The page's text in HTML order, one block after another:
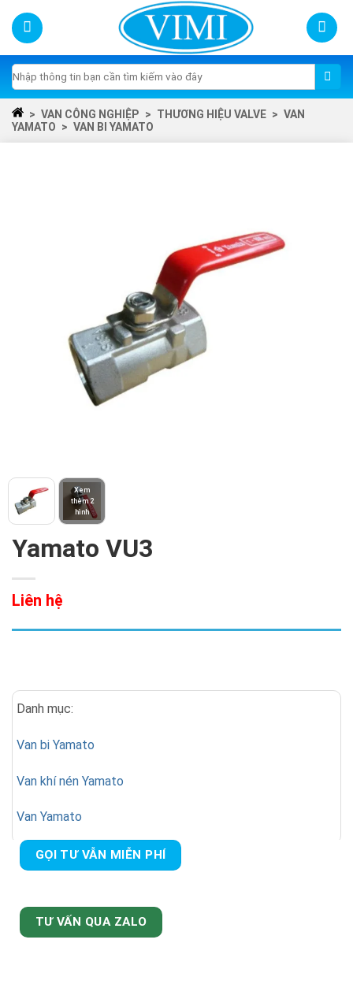
Skip
content
Tìm
kiếm:
> VAN CÔNG NGHIỆP > THƯƠNG HIỆU VALVE > VAN
YAMATO > VAN BI YAMATO
Xem
thêm 2
hình
Yamato VU3
Liên hệ
Danh mục:
Van bi Yamato
Van khí nén Yamato
Van Yamato
GỌI TƯ VẪN MIỄN PHÍ
TƯ VẤN QUA ZALO